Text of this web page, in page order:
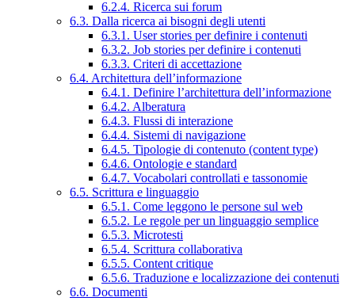
6.2.4. Ricerca sui forum
6.3. Dalla ricerca ai bisogni degli utenti
6.3.1. User stories per definire i contenuti
6.3.2. Job stories per definire i contenuti
6.3.3. Criteri di accettazione
6.4. Architettura dell’informazione
6.4.1. Definire l’architettura dell’informazione
6.4.2. Alberatura
6.4.3. Flussi di interazione
6.4.4. Sistemi di navigazione
6.4.5. Tipologie di contenuto (content type)
6.4.6. Ontologie e standard
6.4.7. Vocabolari controllati e tassonomie
6.5. Scrittura e linguaggio
6.5.1. Come leggono le persone sul web
6.5.2. Le regole per un linguaggio semplice
6.5.3. Microtesti
6.5.4. Scrittura collaborativa
6.5.5. Content critique
6.5.6. Traduzione e localizzazione dei contenuti
6.6. Documenti